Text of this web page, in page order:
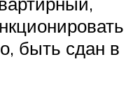
быть сдан в